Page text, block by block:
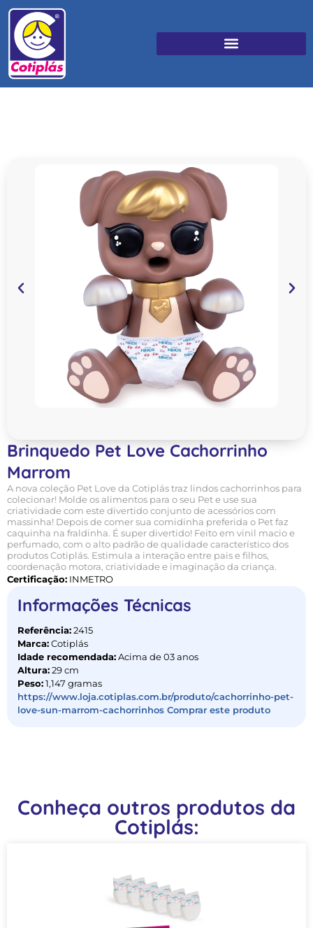
Brinquedo Pet Love Cachorrinho
Marrom
A nova coleção Pet Love da Cotiplás traz lindos cachorrinhos para
colecionar! Molde os alimentos para o seu Pet e use sua
criatividade com este divertido conjunto de acessórios com
massinha! Depois de comer sua comidinha preferida o Pet faz
caquinha na fraldinha. É super divertido! Feito em vinil macio e
perfumado, com o alto padrão de qualidade característico dos
produtos Cotiplás. Estimula a interação entre pais e filhos,
coordenação motora, criatividade e imaginação da criança.
Certificação: INMETRO
Informações Técnicas
Referência: 2415
Marca: Cotiplás
Idade recomendada: Acima de 03 anos
Altura: 29 cm
Peso: 1,147 gramas
https://www.loja.cotiplas.com.br/produto/cachorrinho-pet-
love-sun-marrom-cachorrinhos Comprar este produto
Conheça outros produtos da
Cotiplás: